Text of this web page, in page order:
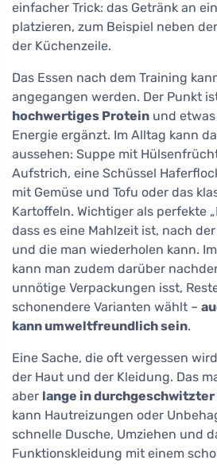
einfacher Trick: das Getränk an
platzieren, zum Beispiel neben
der Küchenzeile.
Das Essen nach dem Training
angegangen werden. Der Punkt
hochwertiges Protein und
Energie ergänzt. Im Alltag kann
aussehen: Suppe mit
Aufstrich, eine Schüssel
mit Gemüse und Tofu oder das
Kartoffeln. Wichtiger als perfekte
dass es eine Mahlzeit ist, nach
und die man wiederholen kann.
kann man zudem darüber
unnötige Verpackungen isst,
schonendere Varianten wählt –
kann umweltfreundlich sein.
Eine Sache, die oft vergessen
der Haut und der Kleidung. Das
aber lange in
kann Hautreizungen oder
schnelle Dusche, Umziehen und
Funktionskleidung mit einem